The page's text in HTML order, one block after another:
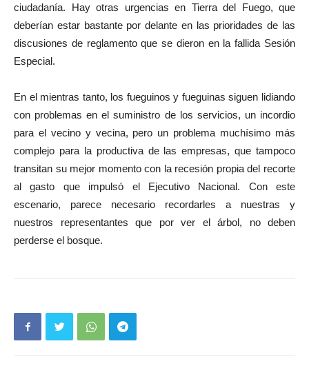
ciudadanía. Hay otras urgencias en Tierra del Fuego, que
deberían estar bastante por delante en las prioridades de las
discusiones de reglamento que se dieron en la fallida Sesión
Especial.
En el mientras tanto, los fueguinos y fueguinas siguen lidiando
con problemas en el suministro de los servicios, un incordio
para el vecino y vecina, pero un problema muchísimo más
complejo para la productiva de las empresas, que tampoco
transitan su mejor momento con la recesión propia del recorte
al gasto que impulsó el Ejecutivo Nacional. Con este
escenario, parece necesario recordarles a nuestras y
nuestros representantes que por ver el árbol, no deben
perderse el bosque.